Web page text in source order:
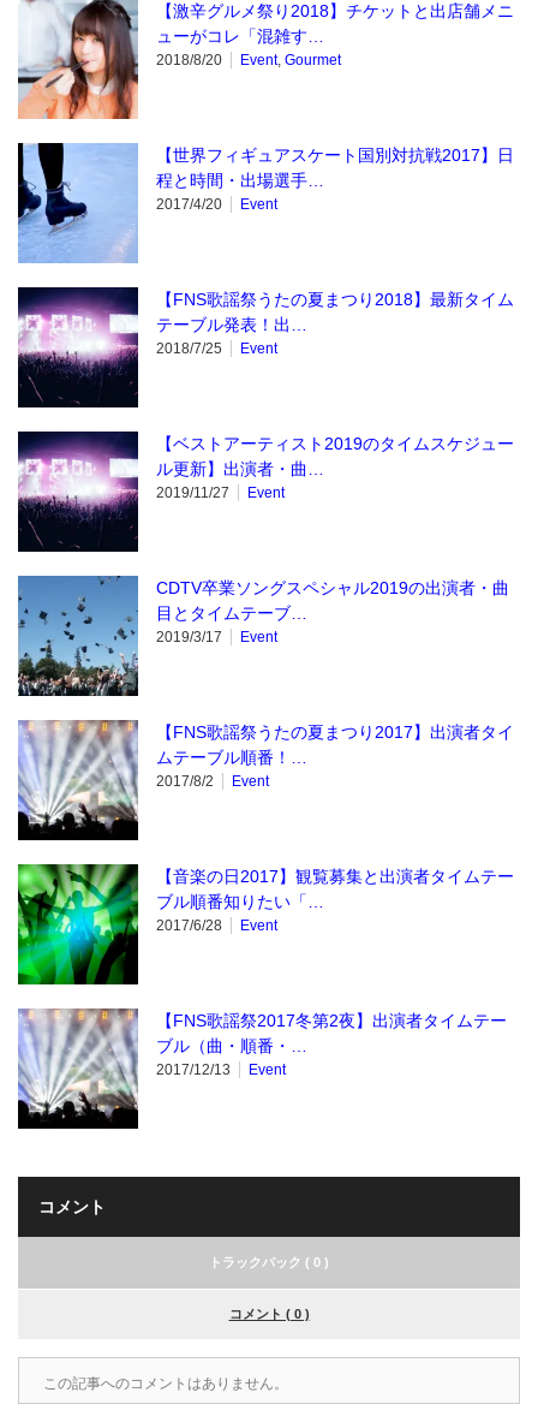
【激辛グルメ祭り2018】チケットと出店舗メニ
ューがコレ「混雑す…
2018/8/20 Event, Gourmet
【世界フィギュアスケート国別対抗戦2017】日
程と時間・出場選手…
2017/4/20 Event
【FNS歌謡祭うたの夏まつり2018】最新タイム
テーブル発表！出…
2018/7/25 Event
【ベストアーティスト2019のタイムスケジュー
ル更新】出演者・曲…
2019/11/27 Event
CDTV卒業ソングスペシャル2019の出演者・曲
目とタイムテーブ…
2019/3/17 Event
【FNS歌謡祭うたの夏まつり2017】出演者タイ
ムテーブル順番！…
2017/8/2 Event
【音楽の日2017】観覧募集と出演者タイムテー
ブル順番知りたい「…
2017/6/28 Event
【FNS歌謡祭2017冬第2夜】出演者タイムテー
ブル（曲・順番・…
2017/12/13 Event
コメント
トラックバック ( 0 )
コメント ( 0 )
この記事へのコメントはありません。